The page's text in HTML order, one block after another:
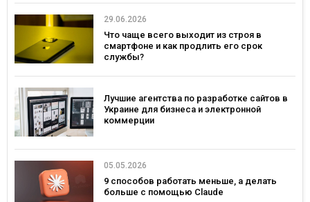
29.06.2026
Что чаще всего выходит из строя в
смартфоне и как продлить его срок
службы?
Лучшие агентства по разработке сайтов в
Украине для бизнеса и электронной
коммерции
05.05.2026
9 способов работать меньше, а делать
больше с помощью Claude